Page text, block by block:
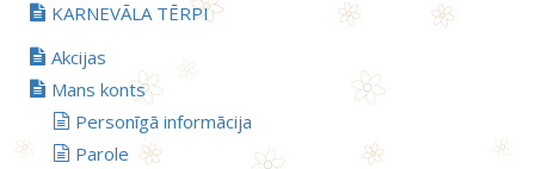
KARNEVĀLA TĒRPI
Akcijas
Mans konts
Personīgā informācija
Parole